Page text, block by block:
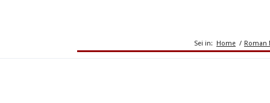
Sei in: Home / Roman